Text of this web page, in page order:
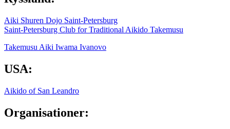
Aiki Shuren Dojo Saint-Petersburg
Saint-Petersburg Club for Traditional Aikido Takemusu
Takemusu Aiki Iwama Ivanovo
USA:
Aikido of San Leandro
Organisationer: